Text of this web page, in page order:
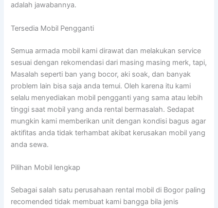
adalah jawabannya.
Tersedia Mobil Pengganti
Semua armada mobil kami dirawat dan melakukan service
sesuai dengan rekomendasi dari masing masing merk, tapi,
Masalah seperti ban yang bocor, aki soak, dan banyak
problem lain bisa saja anda temui. Oleh karena itu kami
selalu menyediakan mobil pengganti yang sama atau lebih
tinggi saat mobil yang anda rental bermasalah. Sedapat
mungkin kami memberikan unit dengan kondisi bagus agar
aktifitas anda tidak terhambat akibat kerusakan mobil yang
anda sewa.
Pilihan Mobil lengkap
Sebagai salah satu perusahaan rental mobil di Bogor paling
recomended tidak membuat kami bangga bila jenis